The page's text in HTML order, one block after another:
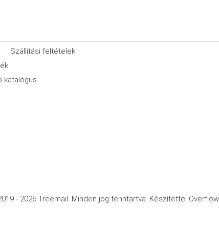
Szállítási feltételek
katalógus
- 2026 Treemail. Minden jog fenntartva. Készítette: